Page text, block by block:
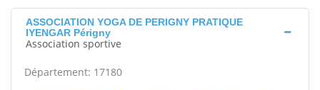
ASSOCIATION YOGA DE PERIGNY PRATIQUE
IYENGAR Périgny
Association sportive
Département: 17180